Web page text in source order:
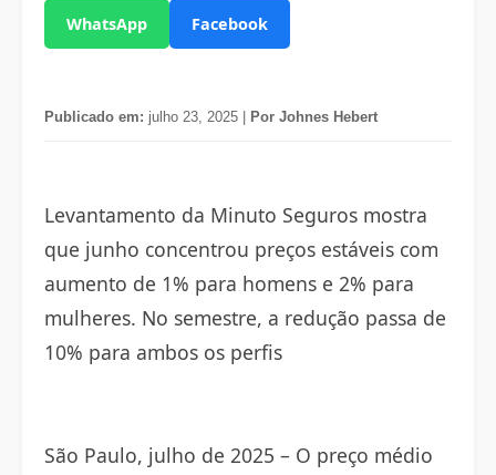
WhatsApp Facebook
Publicado em: julho 23, 2025 | Por Johnes Hebert
Levantamento da Minuto Seguros mostra
que junho concentrou preços estáveis com
aumento de 1% para homens e 2% para
mulheres. No semestre, a redução passa de
10% para ambos os perfis
São Paulo, julho de 2025 – O preço médio